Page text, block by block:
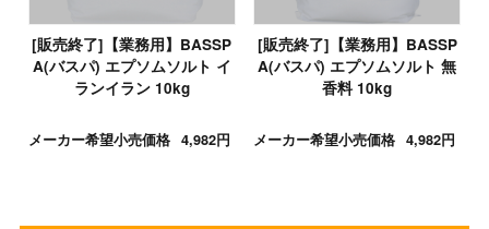
[販売終了]【業務用】BASSP
A(バスパ) エプソムソルト イ
ランイラン 10kg
メーカー希望小売価格 4,982円
[販売終了]【業務用】BASSP
A(バスパ) エプソムソルト 無
香料 10kg
メーカー希望小売価格 4,982円